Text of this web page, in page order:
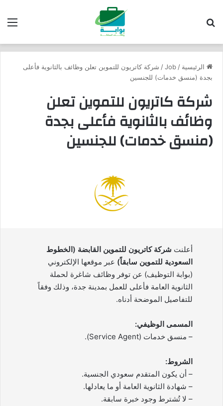
الرئيسية /
Job
/ شركة كاتريون للتموين تعلن وظائف بالثانوية فأعلى
بجدة (منسق خدمات) للجنسين
شركة كاتريون للتموين تعلن
وظائف بالثانوية فأعلى بجدة
(منسق خدمات) للجنسين
أعلنت شركة كاتريون للتموين القابضة (الخطوط
السعودية للتموين سابقاً) عبر موقعها الإلكتروني
(بوابة التوظيف) عن توفر وظائف شاغرة لحملة
الثانوية العامة فأعلى للعمل بمدينة جدة، وذلك وفقاً
للتفاصيل الموضحة أدناه.
المسمى الوظيفي:
– منسق خدمات (Service Agent).
الشروط:
– أن يكون المتقدم سعودي الجنسية.
– شهادة الثانوية العامة أو ما يعادلها.
– لا تُشترط وجود خبرة سابقة.